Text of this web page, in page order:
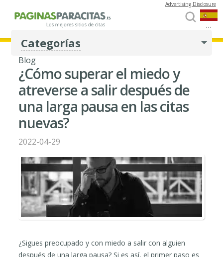
...
Advertising Disclosure
Categorías
Blog
¿Cómo superar el miedo y
atreverse a salir después de
una larga pausa en las citas
nuevas?
2022-04-29
¿Sigues preocupado y con miedo a salir con alguien
después de una larga pausa? Si es así, el primer paso es